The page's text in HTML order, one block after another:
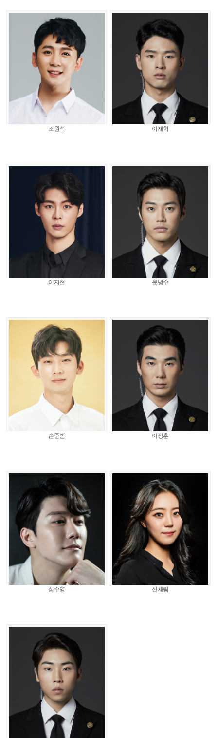
조원석 이재혁
이지현 윤녕수
손준범 이정훈
심수영 신채림